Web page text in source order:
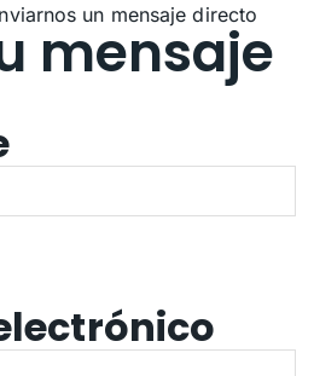
un mensaje directo
mensaje